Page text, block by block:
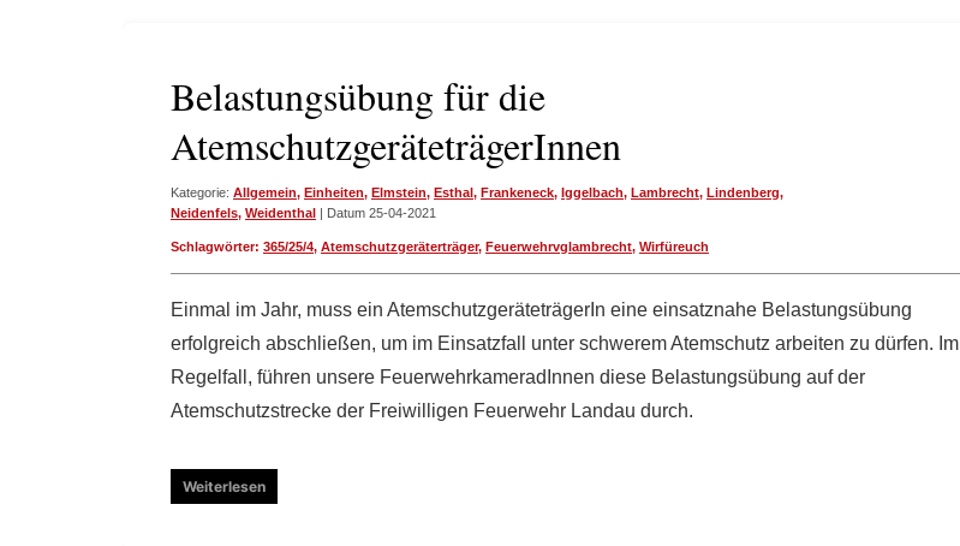
Belastungsübung für die
AtemschutzgeräteträgerInnen
Kategorie: Allgemein, Einheiten, Elmstein, Esthal, Frankeneck, Iggelbach, Lambrecht, Lindenberg,
Neidenfels, Weidenthal | Datum 25-04-2021
Schlagwörter: 365/25/4, Atemschutzgeräterträger, Feuerwehrvglambrecht, Wirfüreuch
Einmal im Jahr, muss ein AtemschutzgeräteträgerIn eine einsatznahe Belastungsübung
erfolgreich abschließen, um im Einsatzfall unter schwerem Atemschutz arbeiten zu dürfen. Im
Regelfall, führen unsere FeuerwehrkameradInnen diese Belastungsübung auf der
Atemschutzstrecke der Freiwilligen Feuerwehr Landau durch.
Weiterlesen